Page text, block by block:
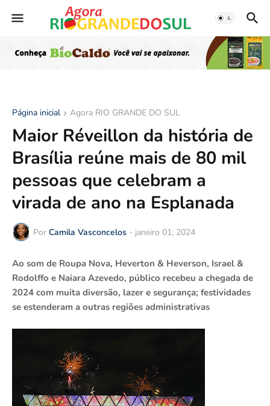
Página inicial Agora RIO GRANDE DO SUL
Maior Réveillon da história de
Brasília reúne mais de 80 mil
pessoas que celebram a
virada de ano na Esplanada
Por Camila Vasconcelos - janeiro 01, 2024
Ao som de Roupa Nova, Heverton & Heverson, Israel &
Rodolffo e Naiara Azevedo, público recebeu a chegada de
2024 com muita diversão, lazer e segurança; festividades
se estenderam a outras regiões administrativas